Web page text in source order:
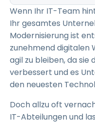
Wenn Ihr IT-Team
Ihr gesamtes
Modernisierung ist
zunehmend digitalen
agil zu bleiben, da sie
verbessert und es
den neuesten
Doch allzu oft
IT-Abteilungen und